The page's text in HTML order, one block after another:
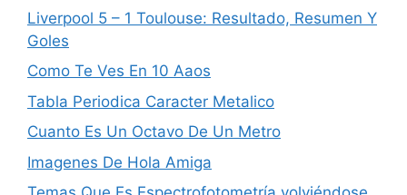
Liverpool 5 – 1 Toulouse: Resultado, Resumen Y
Goles
Como Te Ves En 10 Aaos
Tabla Periodica Caracter Metalico
Cuanto Es Un Octavo De Un Metro
Imagenes De Hola Amiga